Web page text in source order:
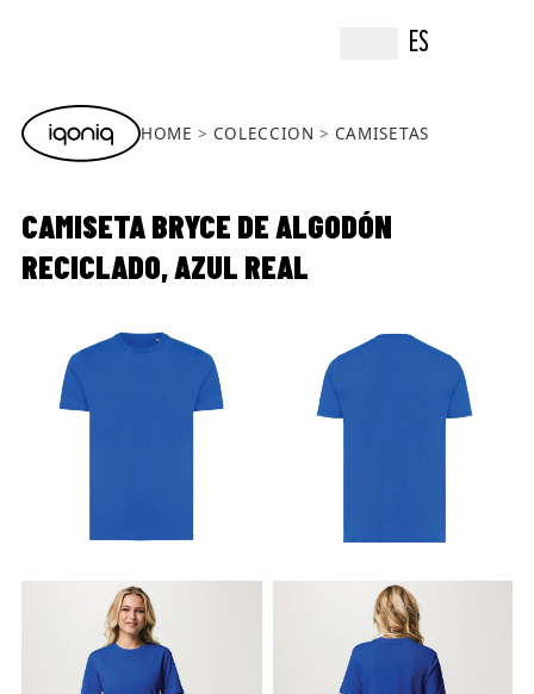
ES
HOME COLECCION CAMISETAS
CAMISETA BRYCE DE ALGODÓN
RECICLADO, AZUL REAL